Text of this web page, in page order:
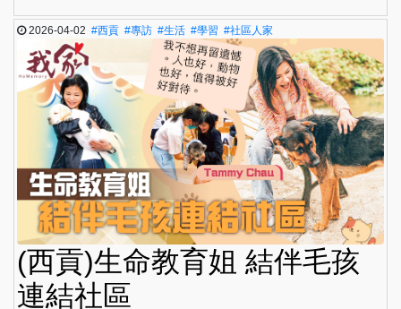
2026-04-02#西貢 #專訪 #生活 #學習 #社區人家
(西貢)生命教育姐 結伴毛孩
連結社區